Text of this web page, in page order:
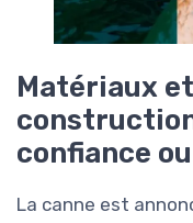
Matériaux et
confiance
La canne est